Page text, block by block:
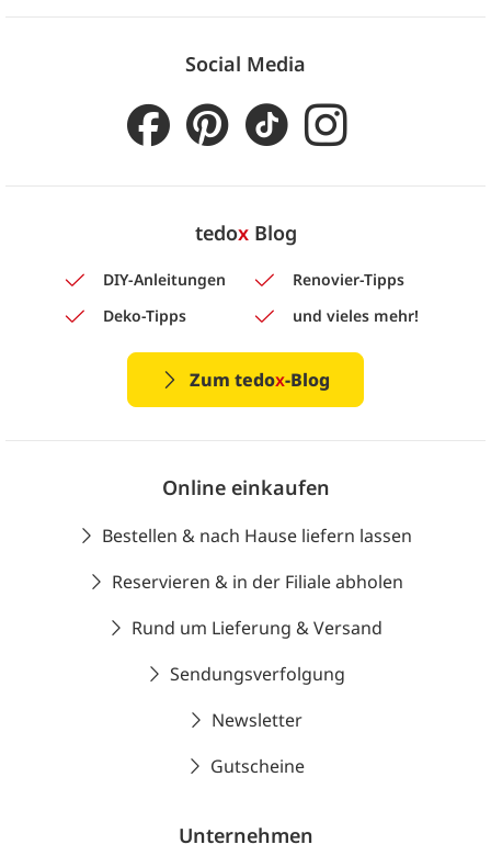
Social Media
tedoxBlog
DIY-Anleitungen
Renovier-Tipps
Deko-Tipps
und vieles mehr!
Zum tedox-Blog
Online einkaufen
Bestellen & nach Hause liefern lassen
Reservieren & in der Filiale abholen
Rund um Lieferung & Versand
Sendungsverfolgung
Newsletter
Gutscheine
Unternehmen